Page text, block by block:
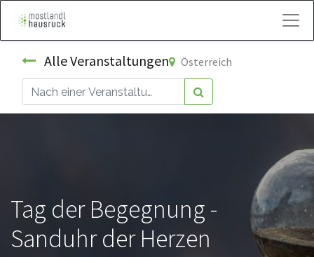
Alle Veranstaltungen Österreich
Tag der Begegnung -
Sanduhr der Herzen